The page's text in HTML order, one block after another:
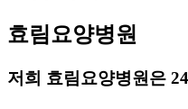
효림요양병원
저희 효림요양병원은